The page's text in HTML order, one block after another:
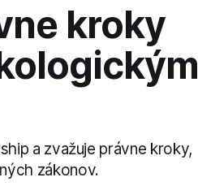
kroky
a zvažuje právne kroky,
zákonov.